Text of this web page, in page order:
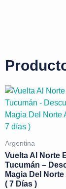
Argentina
Vuelta Al Norte
Tucumán –
Magia Del
( 7 Días )